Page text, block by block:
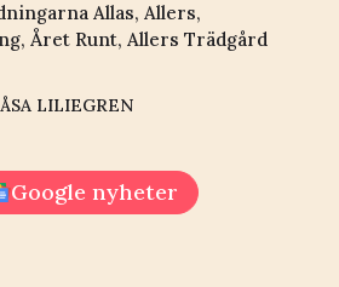
Allas, Allers,
Året Runt, Allers Trädgård
LILIEGREN
Google nyheter